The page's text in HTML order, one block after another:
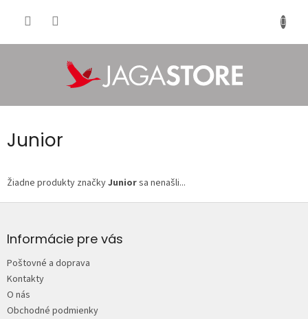
KOŠÍK
Junior
Žiadne produkty značkyJuniorsa nenašli...
p
e
Informácie pre vás
Poštovné a doprava
Kontakty
O nás
Obchodné podmienky